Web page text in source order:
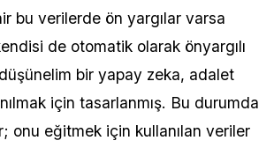
bu verilerde ön yargılar varsa
de otomatik olarak önyargılı
bir yapay zeka, adalet
için tasarlanmış. Bu durumda
onu eğitmek için kullanılan veriler